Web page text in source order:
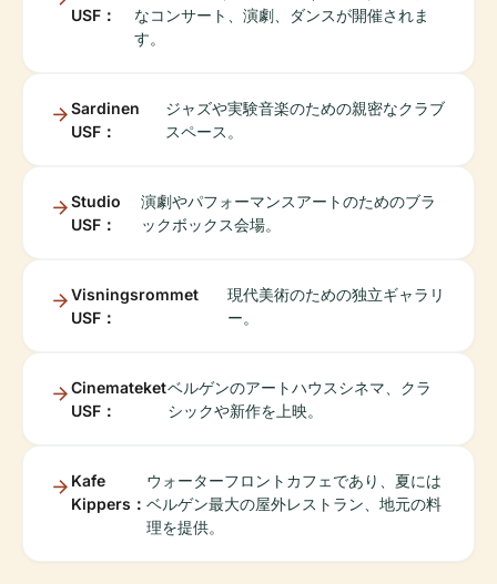
USF：
なコンサート、演劇、ダンスが開催されま
す。
Sardinen
USF：
ジャズや実験音楽のための親密なクラブ
スペース。
Studio
USF：
演劇やパフォーマンスアートのためのブラ
ックボックス会場。
Visningsrommet
USF：
現代美術のための独立ギャラリ
ー。
Cinemateket
USF：
ベルゲンのアートハウスシネマ、クラ
シックや新作を上映。
Kafe
Kippers：
ウォーターフロントカフェであり、夏には
ベルゲン最大の屋外レストラン、地元の料
理を提供。